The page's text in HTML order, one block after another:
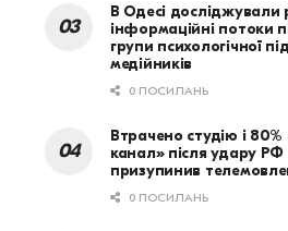
В Одесі досліджували
інформаційні потоки
групи психологічної
медійників
0 ПОСИЛАНЬ
Втрачено студію і
канал» після удару
призупинив
0 ПОСИЛАНЬ